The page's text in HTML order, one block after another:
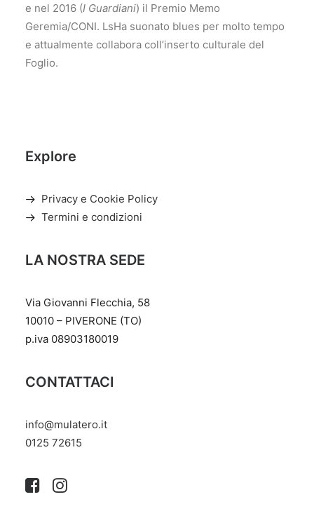
e nel 2016 (I Guardiani) il Premio Memo
Geremia/CONI. LsHa suonato blues per molto tempo
e attualmente collabora coll’inserto culturale del
Foglio.
Explore
Privacy e Cookie Policy
Termini e condizioni
LA NOSTRA SEDE
Via Giovanni Flecchia, 58
10010 – PIVERONE (TO)
p.iva 08903180019
CONTATTACI
info@mulatero.it
‭0125 72615‬